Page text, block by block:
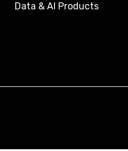
Data & AI Products